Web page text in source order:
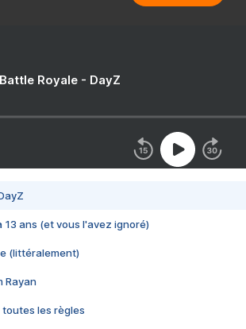
Royale - DayZ
13 ans (et vous l'avez ignoré)
(littéralement)
Rayan
toutes les règles